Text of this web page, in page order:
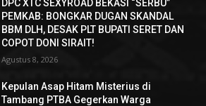
DPC XTC SEXYROAD BEKASI “SERBU”
PEMKAB: BONGKAR DUGAN SKANDAL
BBM DLH, DESAK PLT BUPATI SERET DAN
COPOT DONI SIRAIT!
Agustus 8, 2026
Kepulan Asap Hitam Misterius di
Tambang PTBA Gegerkan Warga